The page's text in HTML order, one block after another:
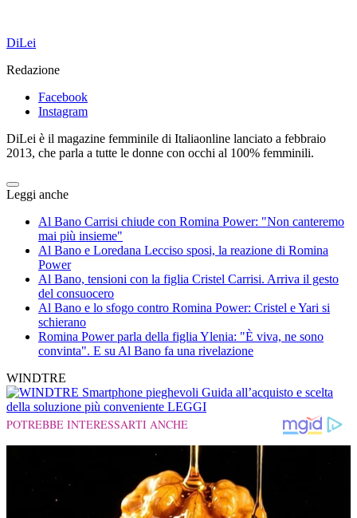
DiLei
Redazione
Facebook
Instagram
DiLei è il magazine femminile di Italiaonline lanciato a febbraio
2013, che parla a tutte le donne con occhi al 100% femminili.
Leggi anche
Al Bano Carrisi chiude con Romina Power: "Non canteremo
mai più insieme"
Al Bano e Loredana Lecciso sposi, la reazione di Romina
Power
Al Bano, tensioni con la figlia Cristel Carrisi. Arriva il gesto
del consuocero
Al Bano e lo sfogo contro Romina Power: Cristel e Yari si
schierano
Romina Power parla della figlia Ylenia: "È viva, ne sono
convinta". E su Al Bano fa una rivelazione
WINDTRE
Smartphone pieghevoli Guida all’acquisto e scelta
della soluzione più conveniente LEGGI